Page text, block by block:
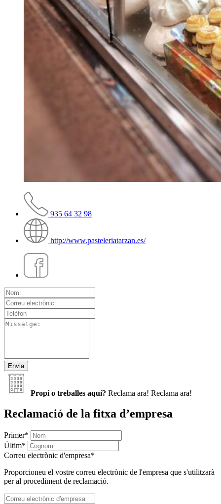
935 64 32 98
http://www.pasteleriatarzan.es/
Propi o treballes aquí? Reclama ara! Reclama ara!
Reclamació de la fitxa d’empresa
Primer*
Últim*
Correu electrònic d'empresa*
Proporcioneu el vostre correu electrònic de l'empresa que s'utilitzarà
per al procediment de reclamació.